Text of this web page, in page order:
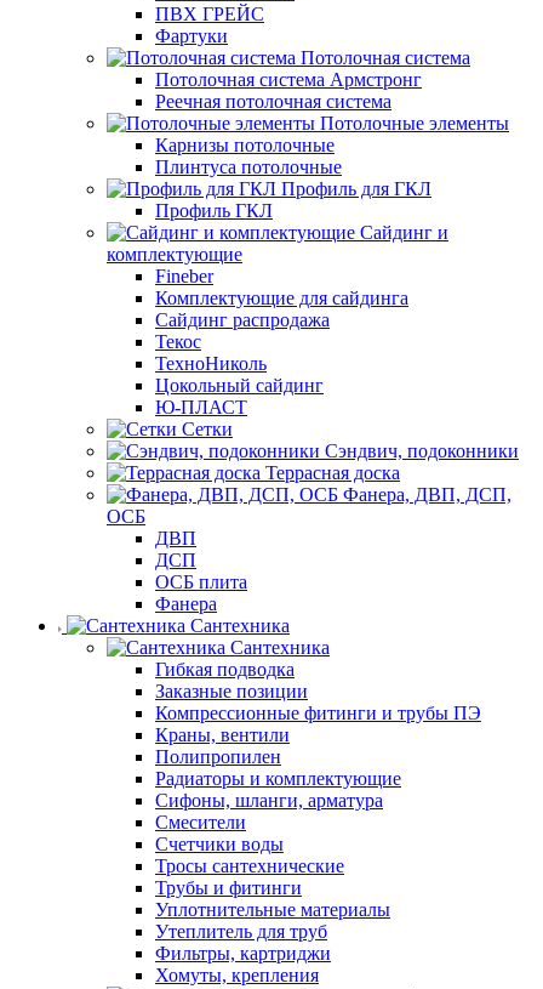
ПВХ ГРЕЙС
Фартуки
Потолочная система
Потолочная система Армстронг
Реечная потолочная система
Потолочные элементы
Карнизы потолочные
Плинтуса потолочные
Профиль для ГКЛ
Профиль ГКЛ
Сайдинг и
комплектующие
Fineber
Комплектующие для сайдинга
Сайдинг распродажа
Текос
ТехноНиколь
Цокольный сайдинг
Ю-ПЛАСТ
Сетки
Сэндвич, подоконники
Террасная доска
Фанера, ДВП, ДСП,
ОСБ
ДВП
ДСП
ОСБ плита
Фанера
Сантехника
Сантехника
Гибкая подводка
Заказные позиции
Компрессионные фитинги и трубы ПЭ
Краны, вентили
Полипропилен
Радиаторы и комплектующие
Сифоны, шланги, арматура
Смесители
Счетчики воды
Тросы сантехнические
Трубы и фитинги
Уплотнительные материалы
Утеплитель для труб
Фильтры, картриджи
Хомуты, крепления